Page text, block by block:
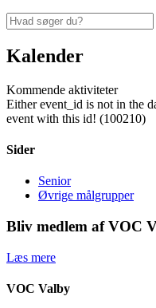
Kalender
Kommende aktiviteter
Either event_id is not in the
event with this id! (100210)
Sider
Senior
Øvrige målgrupper
Bliv medlem af VOC
Læs mere
VOC Valby